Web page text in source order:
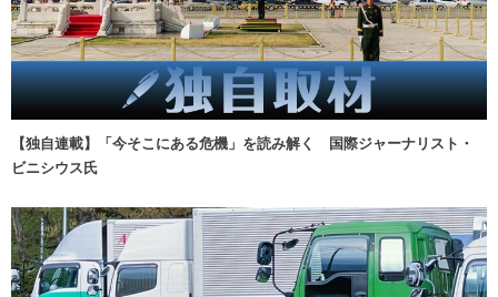
【独自連載】「今そこにある危機」を読み解く 国際ジャーナリスト・
ビニシウス氏